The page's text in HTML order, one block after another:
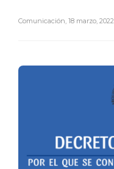
Comunicación, 18 marzo, 2022